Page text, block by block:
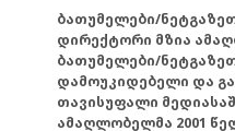
ბათუმელები/
დირექტორი მზია
ბათუმელები/
დამოუკიდებელი და
თავისუფალი
ამაღლობელმა 2001